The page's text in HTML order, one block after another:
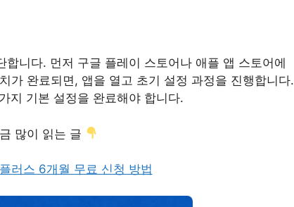
니다. 먼저 구글 플레이 스토어나 애플 앱 스토어에
가 완료되면, 앱을 열고 초기 설정 과정을 진행합니다.
지 기본 설정을 완료해야 합니다.
많이 읽는 글
러스 6개월 무료 신청 방법